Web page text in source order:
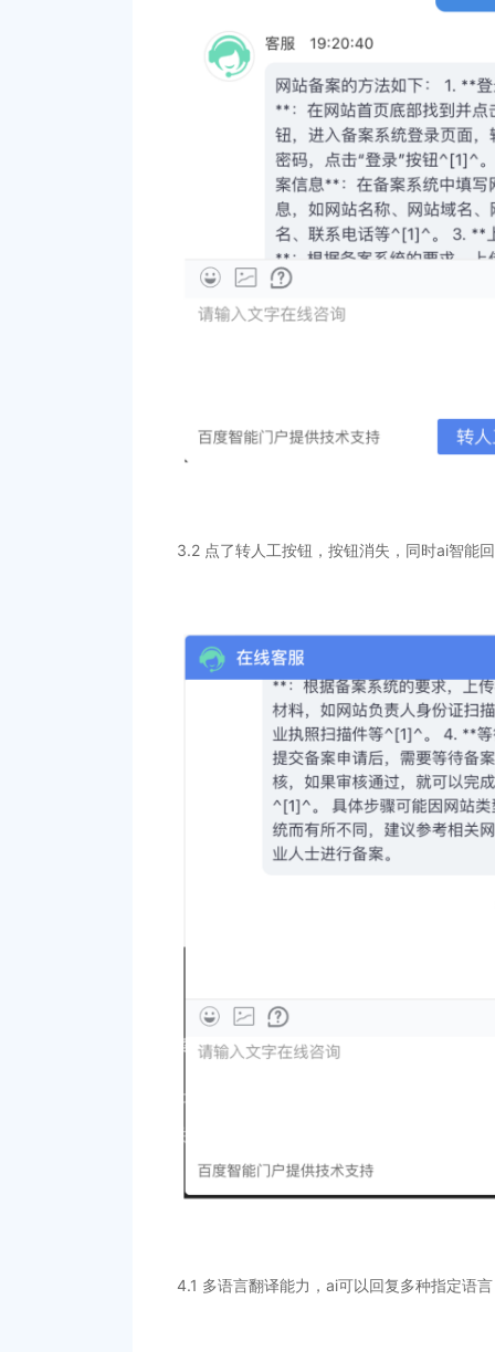
3.2 点了转人工按钮，按钮消失，同时ai智能
4.1 多语言翻译能力，ai可以回复多种指定语